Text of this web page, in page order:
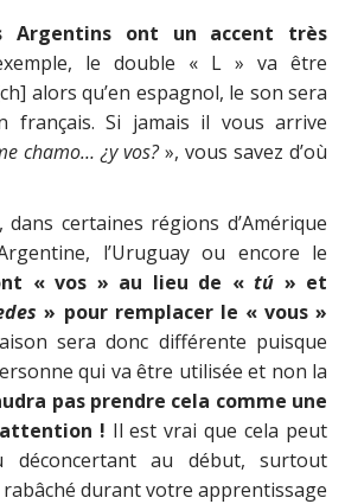
Argentins ont un accent très
le double « L » va être
alors qu’en espagnol, le son sera
français. Si jamais il vous arrive
chamo… ¿y vos?», vous savez d’où
certaines régions d’Amérique
l’Uruguay ou encore le
« vos » au lieu de « tú » et
» pour remplacer le « vous »
sera donc différente puisque
qui va être utilisée et non la
pas prendre cela comme une
! Il est vrai que cela peut
déconcertant au début, surtout
rabâché durant votre apprentissage